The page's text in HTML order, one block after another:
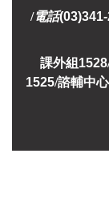
/電話
課外組 1528
1525/諮輔中